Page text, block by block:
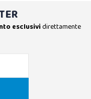
esclusividirettamente